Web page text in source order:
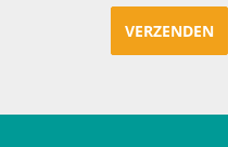
VERZENDEN